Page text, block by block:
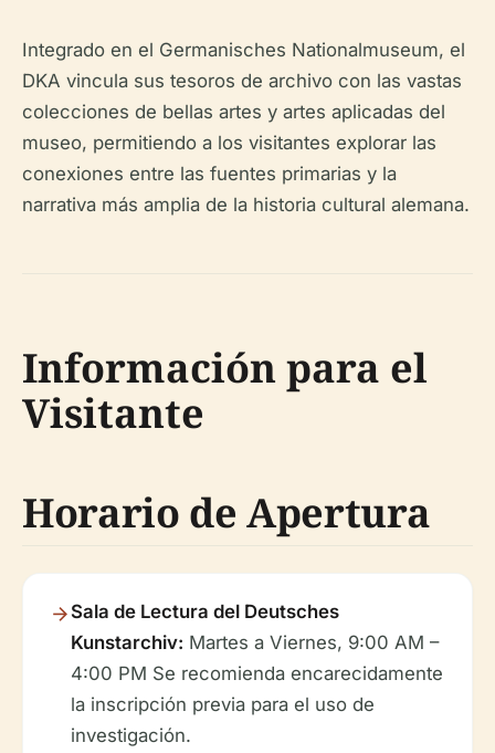
Integrado en el Germanisches Nationalmuseum, el
DKA vincula sus tesoros de archivo con las vastas
colecciones de bellas artes y artes aplicadas del
museo, permitiendo a los visitantes explorar las
conexiones entre las fuentes primarias y la
narrativa más amplia de la historia cultural alemana.
Información para el
Visitante
Horario de Apertura
Sala de Lectura del Deutsches
Kunstarchiv: Martes a Viernes, 9:00 AM –
4:00 PM Se recomienda encarecidamente
la inscripción previa para el uso de
investigación.